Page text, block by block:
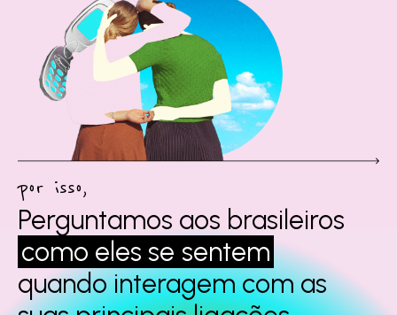
por isso,
Perguntamos aos brasileiros
como eles se sentem
quando interagemcom as